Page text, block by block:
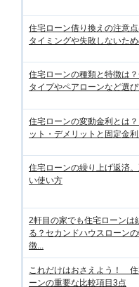
住宅ローン借り換えの注意点
タイミングや失敗しないた
住宅ローンの種類と特徴は？
タイプやペアローンなど選
住宅ローンの変動金利とは？
ット・デメリットと固定金利
住宅ローンの繰り上げ返済。
い使い方
2軒目の家でも住宅ローンは
る？セカンドハウスローン
徴...
これだけはおさえよう！ 住
ーンの重要な比較項目3点